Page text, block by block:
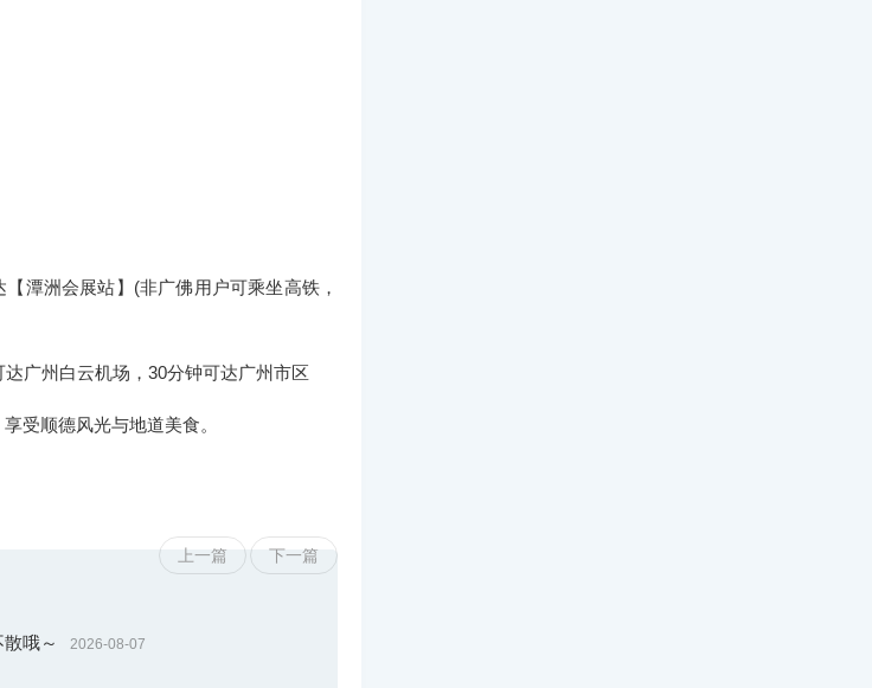
潭洲会展站】(非广佛用户可乘坐高铁，
广州白云机场，30分钟可达广州市区
受顺德风光与地道美食。
上一篇 下一篇
哦～ 2026-08-07